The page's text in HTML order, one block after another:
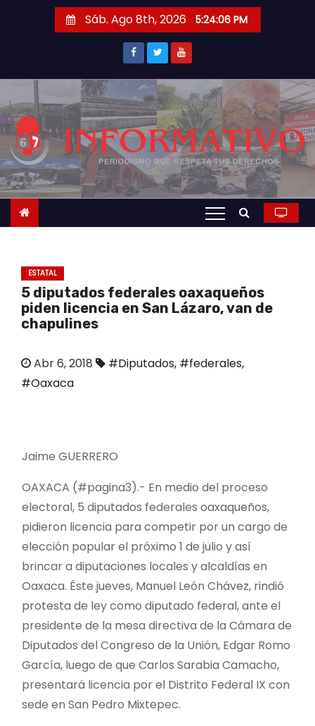
r
a
c
o
t
Sáb. Ago 8th, 2026 5:24:07 PM
ESTATAL
5 diputados federales oaxaqueños
piden licencia en San Lázaro, van de
chapulines
Abr 6, 2018 #Diputados, #federales,
#Oaxaca
Jaime GUERRERO
OAXACA (#pagina3).- En medio del proceso
electoral, 5 diputados federales oaxaqueños,
pidieron licencia para competir por un cargo de
elección popular el próximo 1 de julio y así
brincar a diputaciones locales y alcaldías en
Oaxaca. Éste jueves, Manuel León Chávez, rindió
protesta de ley como diputado federal, ante el
presidente de la mesa directiva de la Cámara de
Diputados del Congreso de la Unión, Edgar Romo
García, luego de que Carlos Sarabia Camacho,
presentará licencia por el Distrito Federal IX con
sede en San Pedro Mixtepec.